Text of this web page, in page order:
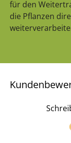
für den
die Pflanzen